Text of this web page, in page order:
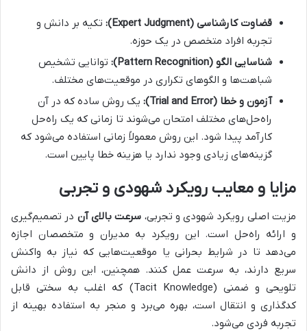
قضاوت کارشناسی (Expert Judgment):
تکیه بر دانش و
تجربه افراد متخصص در یک حوزه.
شناسایی الگو (Pattern Recognition):
توانایی تشخیص
شباهت‌ها و الگوهای تکراری در موقعیت‌های مختلف.
آزمون و خطا (Trial and Error):
یک روش ساده که در آن
راه‌حل‌های مختلف امتحان می‌شوند تا زمانی که یک راه‌حل
کارآمد پیدا شود. این روش معمولاً زمانی استفاده می‌شود که
گزینه‌های زیادی وجود ندارد یا هزینه خطا پایین است.
مزایا و معایب رویکرد شهودی و تجربی
مزیت اصلی رویکرد شهودی و تجربی، سرعت بالای آن در تصمیم‌گیری
و ارائه راه‌حل است. این رویکرد به مدیران و متخصصان اجازه
می‌دهد تا در شرایط بحرانی یا موقعیت‌هایی که نیاز به واکنش
سریع دارند، به سرعت عمل کنند. همچنین، این روش از دانش
تلویحی و ضمنی (Tacit Knowledge) که اغلب به سختی قابل
کدگذاری و انتقال است، بهره می‌برد و منجر به استفاده بهینه از
تجربه فردی می‌شود.